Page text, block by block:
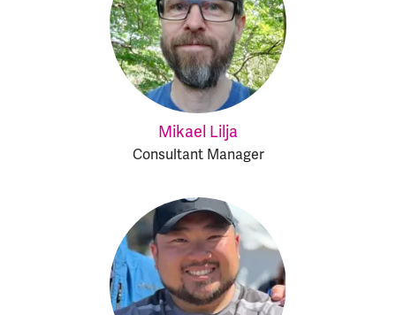
Mikael Lilja
Consultant Manager